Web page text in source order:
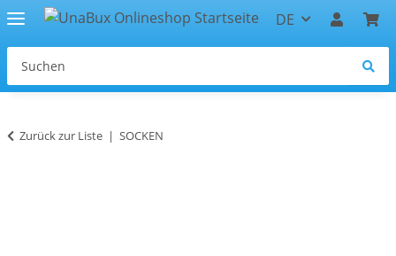
DE
Zurück zur Liste SOCKEN